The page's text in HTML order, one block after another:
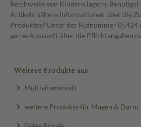
Reichweite von Kindern lagern. Benötigst
Artikels nähere Informationen über die
Produktes? Unter der Rufnummer 05424
gerne Auskunft über die Pflichtangaben
Weitere Produkte aus:
Multivitaminsaft
weitere Produkte für Magen & Darm
Gelee Royale